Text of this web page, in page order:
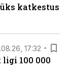
katkestus
17:32
100 000